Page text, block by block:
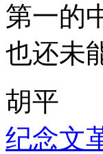
第一的
也还未
胡平
纪念文